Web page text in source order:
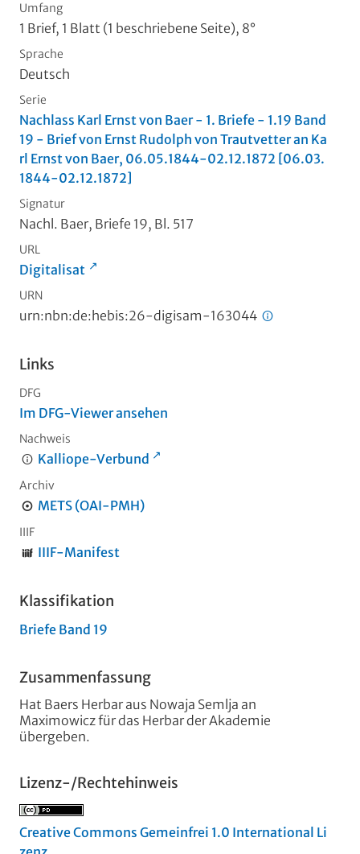
Umfang
1 Brief, 1 Blatt (1 beschriebene Seite), 8°
Sprache
Deutsch
Serie
Nachlass Karl Ernst von Baer - 1. Briefe - 1.19 Band
19 - Brief von Ernst Rudolph von Trautvetter an Ka
rl Ernst von Baer, 06.05.1844-02.12.1872 [06.03.
1844-02.12.1872]
Signatur
Nachl. Baer, Briefe 19, Bl. 517
URL
Digitalisat
URN
urn:nbn:de:hebis:26-digisam-163044
Links
DFG
Im DFG-Viewer ansehen
Nachweis
Kalliope-Verbund
Archiv
METS (OAI-PMH)
IIIF
IIIF-Manifest
Klassifikation
Briefe Band 19
Zusammenfassung
Hat Baers Herbar aus Nowaja Semlja an
Maximowicz für das Herbar der Akademie
übergeben.
Lizenz-/Rechtehinweis
Creative Commons Gemeinfrei 1.0 International Li